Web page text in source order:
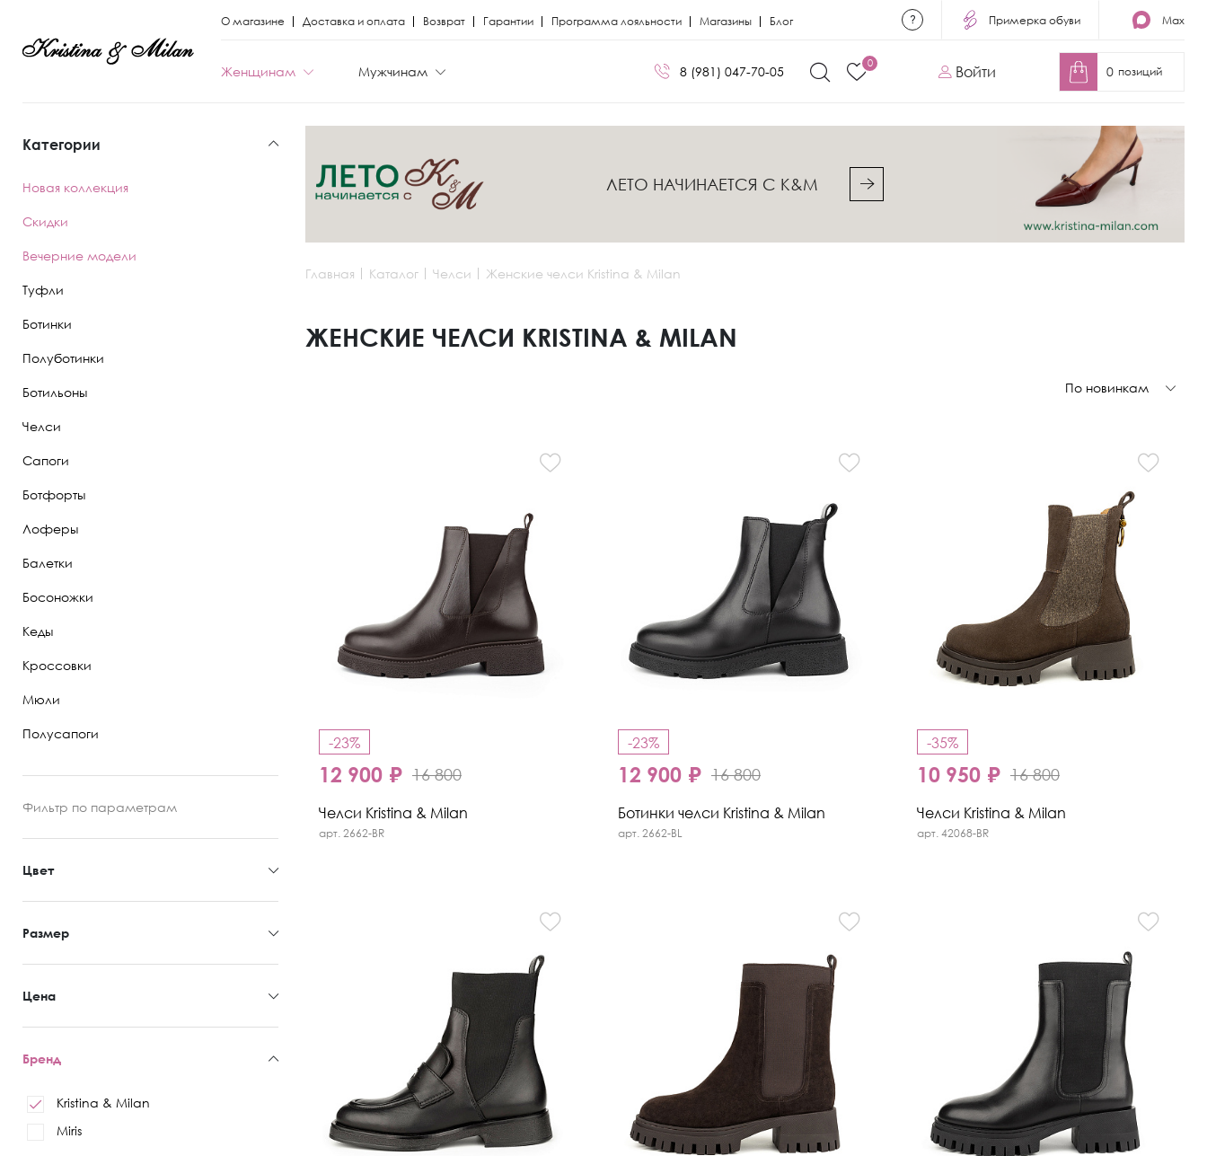
О магазине Доставка и оплата Возврат Гарантии Программа лояльности Магазины Блог Примерка обуви Max
Женщинам
Новая коллекция Ботфорты
Полусапоги
Kristina Milan
Мужчинам
Новая коллекция Кеды Kristina Milan
8 (981) 047-70-05
0
Войти 0 позиций
Категории
Новая коллекция
Скидки
Вечерние модели
Туфли
Ботинки
Полуботинки
Ботильоны
Челси
Сапоги
Ботфорты
Лоферы
Балетки
Босоножки
Кеды
Кроссовки
Мюли
Полусапоги
Фильтр по параметрам
Цвет
Размер
Цена
Бренд
Kristina & Milan
Miris
ЛЕТО НАЧИНАЕТСЯ С K&M
Главная Каталог Челси Женские челси Kristina & Milan
ЖЕНСКИЕ ЧЕЛСИ KRISTINA & MILAN
По новинкам
-23%
12 900 ₽ 16 800
Челси Kristina & Milan
арт. 2662-BR
-23%
12 900 ₽ 16 800
Ботинки челси Kristina & Milan
арт. 2662-BL
-35%
10 950 ₽ 16 800
Челси Kristina & Milan
арт. 42068-BR